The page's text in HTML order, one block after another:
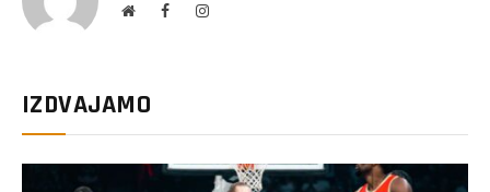
WebsiteFacebookInstagram
IZDVAJAMO